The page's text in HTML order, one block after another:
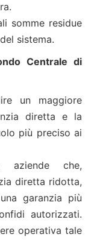
somme residue
sistema.
Centrale di
un maggiore
diretta e la
più preciso ai
aziende che,
diretta ridotta,
garanzia più
autorizzati.
operativa tale